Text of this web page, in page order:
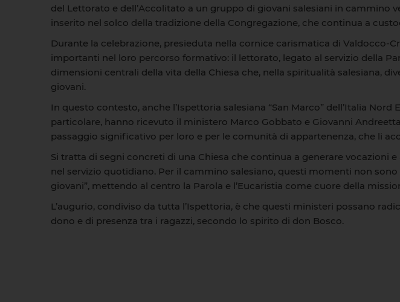
del Lettorato e dell’Accolitato a un gruppo di giovani salesiani in
inserito nel solco della tradizione della Congregazione, che continua a
Durante la celebrazione, presieduta nella cornice carismatica di
importanti nel loro percorso formativo: il lettorato, legato al servizio della
dimensioni centrali della vita della Chiesa che, nella spiritualità salesiana,
giovani.
In questo contesto, anche l’Ispettoria salesiana “San Marco” dell’Italia
particolare, hanno ricevuto il ministero Marco Gobbato e Giovanni
passaggio significativo per loro e per le comunità di appartenenza, che li
Si tratta di segni concreti di una Chiesa che continua a generare vocazioni
nel servizio quotidiano. Per il cammino salesiano, questi momenti non
giovani”, mettendo al centro la Parola e l’Eucaristia come cuore della
L’augurio, condiviso da tutta l’Ispettoria, è che questi ministeri possano
dono e di presenza tra i ragazzi, secondo lo spirito di don Bosco.